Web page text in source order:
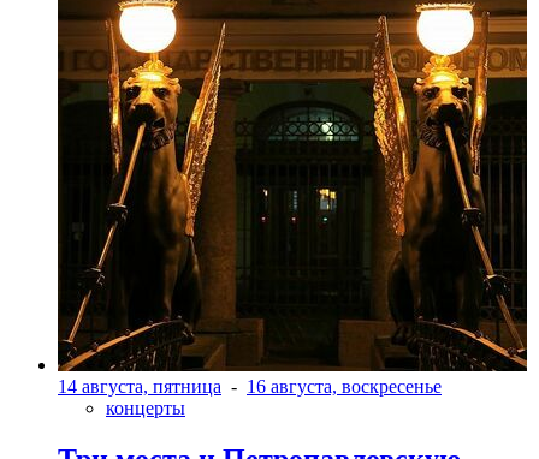
14 августа, пятница - 16 августа, воскресенье
концерты